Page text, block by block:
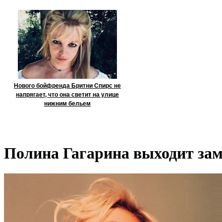
Нового бойфренда Бритни Спирс не
напрягает, что она светит на улице
нижним бельем
Полина Гагарина выходит